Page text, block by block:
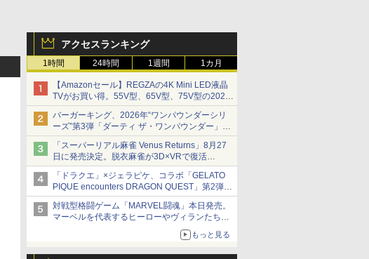
アクセスランキング
1時間 24時間 1週間 1カ月
【Amazonセール】REGZAの4K Mini LED液晶
TVがお買い得。55V型、65V型、75V型の2026
年モデルがラインナップ
バーガーキング、2026年“ワンパウンダーシリ
ーズ”第3弾「ダーティ ザ・ワンパウンダー」を
8月7日発売
「特製ガーリックマヨソース」を使用した超大
型チーズバーガー
「スーパーリアル麻雀 Venus Returns」8月27
日に発売決定。脱衣麻雀が3D×VRで復活
発売から2週間は20%オフになるセールが実施
「ドラクエ」×ジェラピケ、コラボ「GELATO
PIQUE encounters DRAGON QUEST」第2弾が
本日発売
アイスカップに入ったスライムやわたぼう、ベ
ビーサタンなどがオリジナルアートで登場
対戦型格闘ゲーム「MARVEL闘魂」本日発売。
マーベルを代表するヒーローやヴィランたちが
「GUILTY GEAR」などの格ゲーを手掛けるア
もっと見る